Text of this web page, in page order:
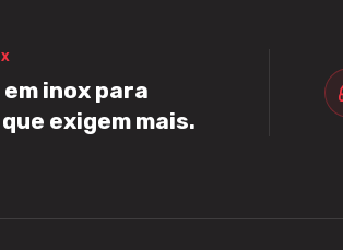
inox para
exigem mais.